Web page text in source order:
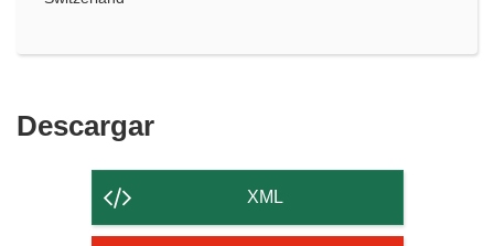
DescargarDescargar
contenido
de
XML